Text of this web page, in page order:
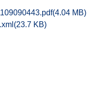
(4.04 MB)
(23.7 KB)